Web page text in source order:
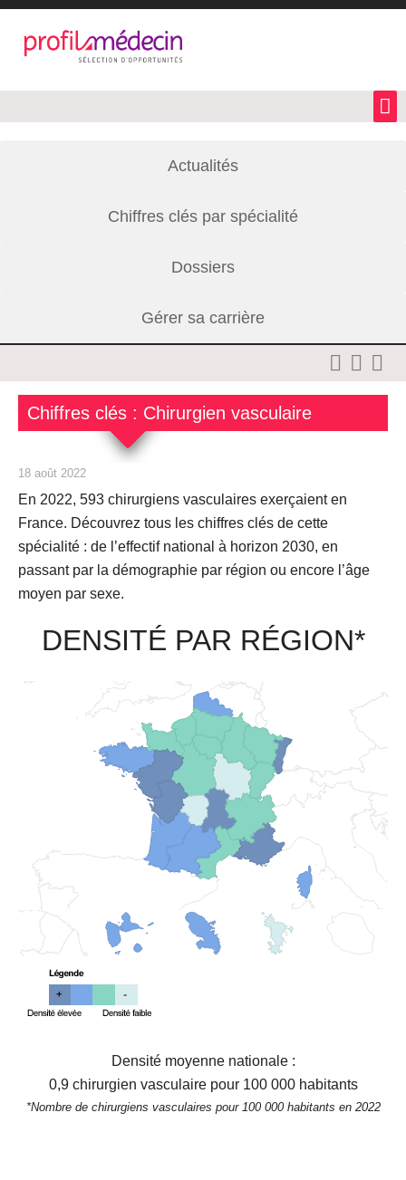
Actualités
Chiffres clés par spécialité
Dossiers
Gérer sa carrière
Chiffres clés : Chirurgien vasculaire
18 août 2022
En 2022, 593 chirurgiens vasculaires exerçaient en
France. Découvrez tous les chiffres clés de cette
spécialité : de l’effectif national à horizon 2030, en
passant par la démographie par région ou encore l’âge
moyen par sexe.
DENSITÉ PAR RÉGION*
Densité moyenne nationale :
0,9chirurgien vasculaire pour 100 000 habitants
*Nombre de chirurgiens vasculaires pour 100 000 habitants en 2022